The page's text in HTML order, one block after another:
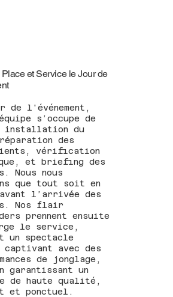
et Service le Jour de
de l'événement,
s’occupe de
du
des
vérification
et briefing des
Nous nous
que tout soit en
l’arrivée des
Nos flair
prennent ensuite
le service,
un spectacle
avec des
de jonglage,
garantissant un
de haute qualité,
et ponctuel.